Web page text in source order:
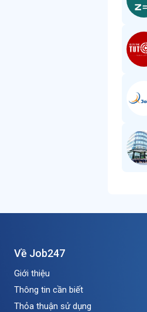
Về Job247
Giới thiệu
Thông tin cần biết
Thỏa thuận sử dụng